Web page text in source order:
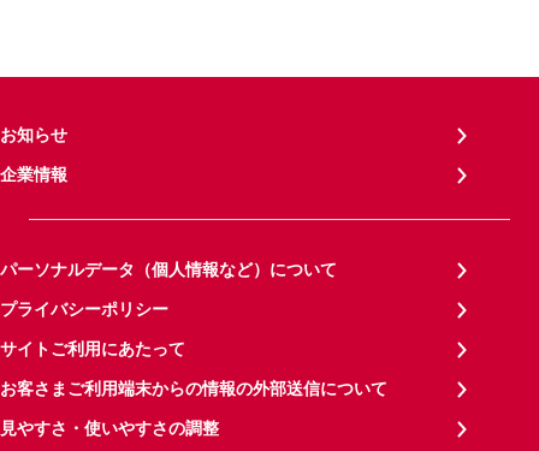
お知らせ
企業情報
パーソナルデータ（個人情報など）について
プライバシーポリシー
サイトご利用にあたって
お客さまご利用端末からの情報の外部送信について
見やすさ・使いやすさの調整